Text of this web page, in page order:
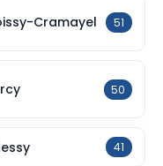
Cramayel 51
50
41